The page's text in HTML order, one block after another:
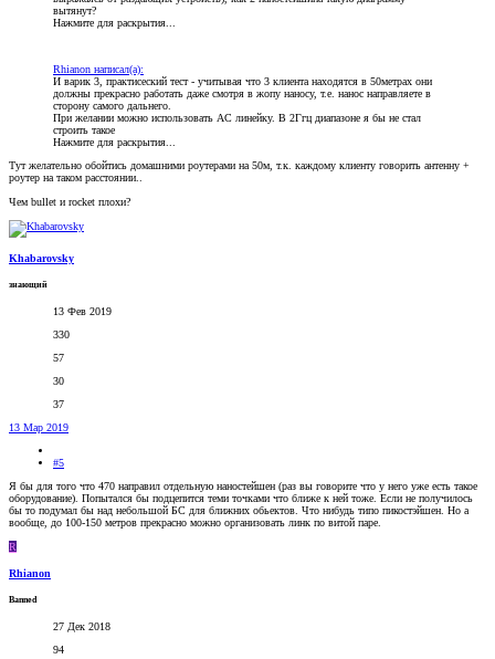
вытянут?
Нажмите для раскрытия...
Rhianon написал(а):
И варик 3, практисеский тест - учитывая что 3 клиента находятся в 50метрах они
должны прекрасно работать даже смотря в жопу наносу, т.е. нанос направляете в
сторону самого дальнего.
При желании можно использовать АС линейку. В 2Ггц диапазоне я бы не стал
строить такое
Нажмите для раскрытия...
Тут желательно обойтись домашними роутерами на 50м, т.к. каждому клиенту говорить антенну +
роутер на таком расстоянии..
Чем bullet и rocket плохи?
Khabarovsky
знающий
13 Фев 2019
330
57
30
37
13 Мар 2019
#5
Я бы для того что 470 направил отдельную наностейшен (раз вы говорите что у него уже есть такое
оборудование). Попытался бы подцепится теми точками что ближе к ней тоже. Если не получилось
бы то подумал бы над небольшой БС для ближних обьектов. Что нибудь типо пикостэйшен. Но а
вообще, до 100-150 метров прекрасно можно организовать линк по витой паре.
R
Rhianon
Banned
27 Дек 2018
94